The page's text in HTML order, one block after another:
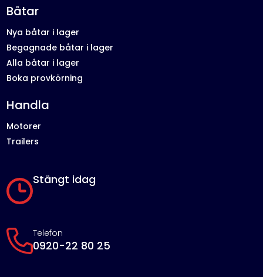
Stängt idag
Telefon
0920-22 80 25
Båtar
Nya båtar i lager
Begagnade båtar i lager
Alla båtar i lager
Boka provkörning
Handla
Motorer
Trailers